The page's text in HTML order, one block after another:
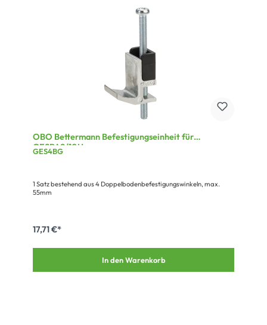
OBO Bettermann Befestigungseinheit für
GESRA9/10U
GES4BG
1 Satz bestehend aus 4 Doppelbodenbefestigungswinkeln, max.
55mm
17,71 €*
In den Warenkorb